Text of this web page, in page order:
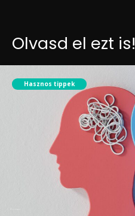
Olvasd el ezt is!
Hasznos tippek